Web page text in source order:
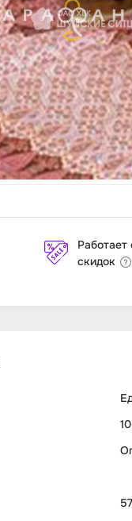
Работает
скидок
57